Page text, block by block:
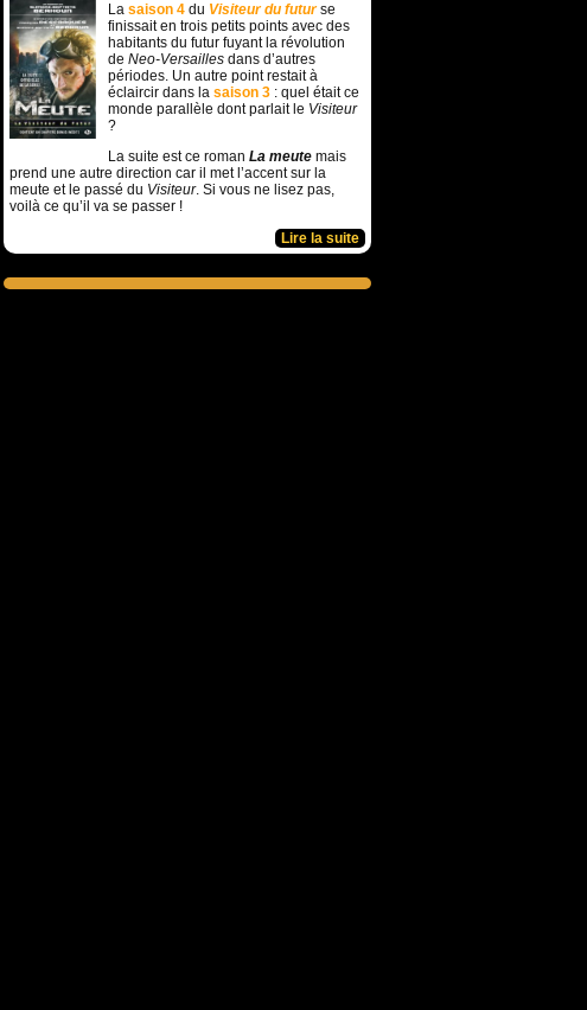
La saison 4 du Visiteur du futurse
finissait en trois petits points avec des
habitants du futur fuyant la révolution
de Neo-Versailles dans d’autres
périodes. Un autre point restait à
éclaircir dans la saison 3 : quel était ce
monde parallèle dont parlait le Visiteur
?
La suite est ce roman La meute mais
prend une autre direction car il met l’accent sur la
meute et le passé du Visiteur. Si vous ne lisez pas,
voilà ce qu’il va se passer !
Lire la suite